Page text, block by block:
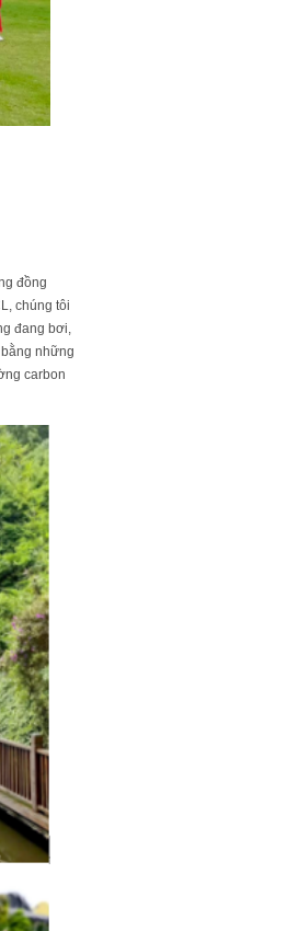
đồng
chúng tôi
đang bơi,
những
carbon